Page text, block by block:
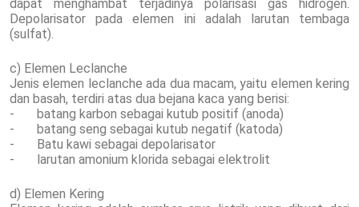
dapat menghambat terjadinya polarisasi gas hidrogen.
Depolarisator pada elemen ini adalah larutan tembaga
(sulfat).
c) Elemen Leclanche
Jenis elemen leclanche ada dua macam, yaitu elemen kering
dan basah, terdiri atas dua bejana kaca yang berisi:
- batang karbon sebagai kutub positif (anoda)
- batang seng sebagai kutub negatif (katoda)
- Batu kawi sebagai depolarisator
- larutan amonium klorida sebagai elektrolit
d) Elemen Kering